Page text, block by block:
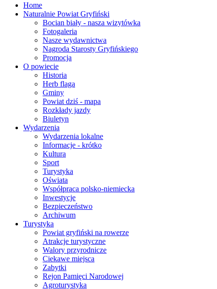
Home
Naturalnie Powiat Gryfiński
Bocian biały - nasza wizytówka
Fotogaleria
Nasze wydawnictwa
Nagroda Starosty Gryfińskiego
Promocja
O powiecie
Historia
Herb flaga
Gminy
Powiat dziś - mapa
Rozkłady jazdy
Biuletyn
Wydarzenia
Wydarzenia lokalne
Informacje - krótko
Kultura
Sport
Turystyka
Oświata
Współpraca polsko-niemiecka
Inwestycje
Bezpieczeństwo
Archiwum
Turystyka
Powiat gryfiński na rowerze
Atrakcje turystyczne
Walory przyrodnicze
Ciekawe miejsca
Zabytki
Rejon Pamięci Narodowej
Agroturystyka